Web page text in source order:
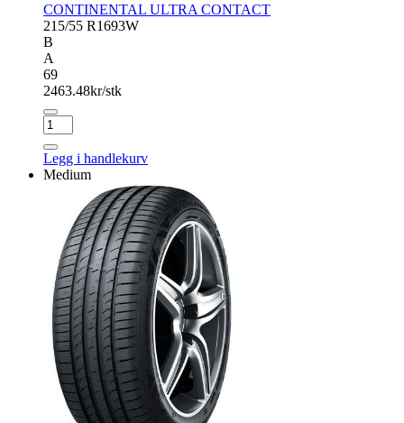
CONTINENTAL ULTRA CONTACT
215/55 R1693W
B
A
69
2463.48kr/stk
CONTINENTAL
ULTRA
CONTACT
antall
Legg i handlekurv
Medium